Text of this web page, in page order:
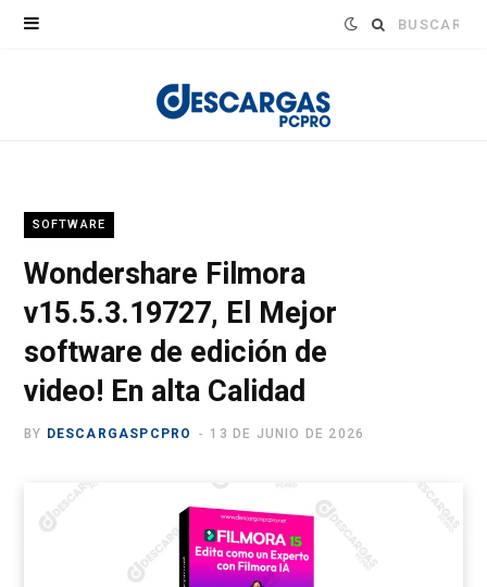
Buscar:
SOFTWARE
Wondershare Filmora
v15.5.3.19727, El Mejor
software de edición de
video! En alta Calidad
BY DESCARGASPCPRO 13 DE JUNIO DE 2026